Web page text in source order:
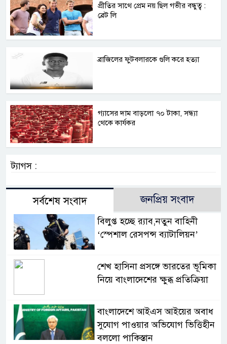
প্রীতির সাথে প্রেম নয় ছিল গভীর বন্ধুত্ব :
ব্রেট লি
ব্রাজিলের ফুটবলারকে গুলি করে হত্যা
গ্যাসের দাম বাড়লো ৭০ টাকা, সন্ধ্যা
থেকে কার্যকর
ট্যাগস :
সর্বশেষ সংবাদ জনপ্রিয় সংবাদ
বিলুপ্ত হচ্ছে র‍্যাব,নতুন বাহিনী
‘স্পেশাল রেসপন্স ব্যাটালিয়ন’
শেখ হাসিনা প্রসঙ্গে ভারতের ভূমিকা
নিয়ে বাংলাদেশের ক্ষুব্ধ প্রতিক্রিয়া
বাংলাদেশে আইএস আইয়ের অবাধ
সুযোগ পাওয়ার অভিযোগ ভিত্তিহীন
বললো পাকিস্তান